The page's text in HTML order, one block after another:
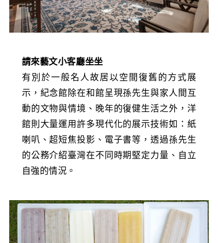
請來藝文小客廳坐坐
有別於一般名人故居以空間復舊的方式展
示，紀念館除在和館呈現孫先生與家人間互
動的文物與情境、晚年的復健生活之外，洋
館則大量運用許多現代化的展示技術如：紙
喇叭、超短焦投影、電子書等，透過孫先生
的公務介紹臺灣在不同時期堅定力量、自立
自強的情況。